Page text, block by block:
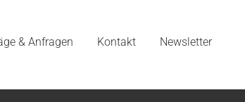
& Anfragen Kontakt Newsletter